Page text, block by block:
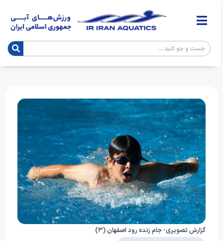
گزارش تصویری- جام زنده رود اصفهان (۳)